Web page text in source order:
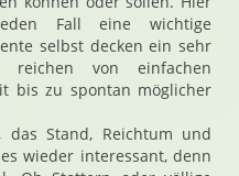
Fall eine wichtige
selbst decken ein sehr
von einfachen
bis zu spontan möglicher
das Stand, Reichtum und
wieder interessant, denn